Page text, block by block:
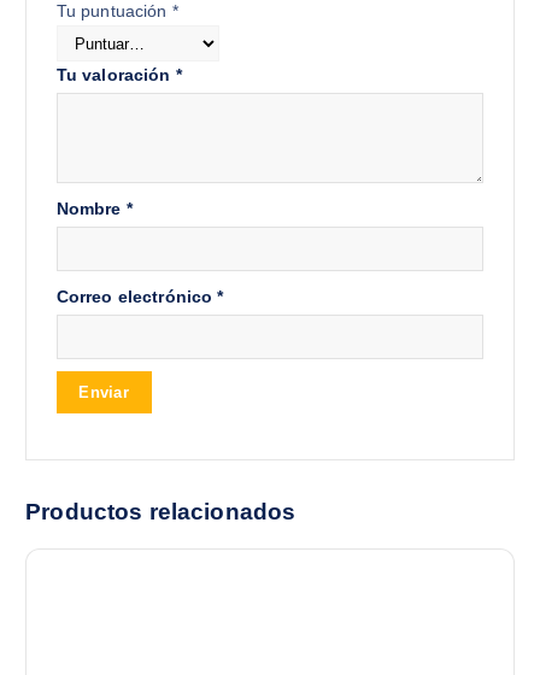
Tu puntuación *
Tu valoración *
Nombre *
Correo electrónico*
Productos relacionados